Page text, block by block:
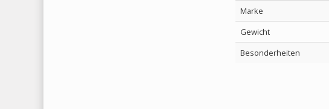
Marke
Gewicht
Besonderheiten